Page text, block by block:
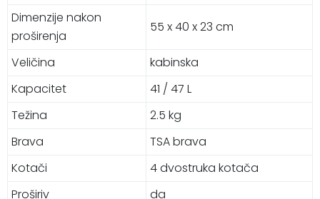
Dimenzije nakon
proširenja
55 x 40 x 23 cm
Veličina
kabinska
Kapacitet
41 / 47 L
Težina
2.5 kg
Brava
TSA brava
Kotači
4 dvostruka kotača
Proširiv
da